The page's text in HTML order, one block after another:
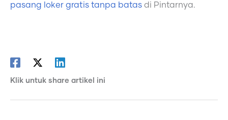
pasang loker gratis tanpa batas di Pintarnya.
Klik untuk share artikel ini